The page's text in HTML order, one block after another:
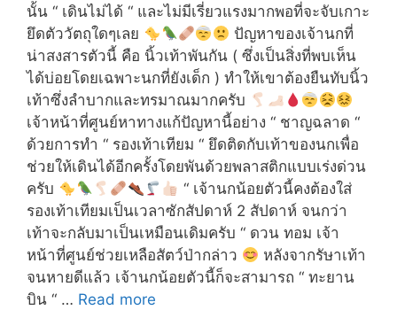
นั้น “ เดินไม่ได้ “ และไม่มีเรี่ยวแรงมากพอที่จะจับเกาะ
ยึดตัววัตถุใดๆเลย
ปัญหาของเจ้านกที่
น่าสงสารตัวนี้ คือ นิ้วเท้าพันกัน ( ซึ่งเป็นสิ่งที่พบเห็น
ได้บ่อยโดยเฉพาะนกที่ยังเด็ก ) ทำให้เขาต้องยืนทับนิ้ว
เท้าซึ่งลำบากและทรมาณมากครับ
เจ้าหน้าที่ศูนย์หาทางแก้ปัญหานี้อย่าง “ ชาญฉลาด “
ด้วยการทำ “ รองเท้าเทียม “ ยึดติดกับเท้าของนกเพื่อ
ช่วยให้เดินได้อีกครั้งโดยพันด้วยพลาสติกแบบเร่งด่วน
ครับ
“ เจ้านกน้อยตัวนี้คงต้องใส่
รองเท้าเทียมเป็นเวลาซักสัปดาห์ 2 สัปดาห์ จนกว่า
เท้าจะกลับมาเป็นเหมือนเดิมครับ “ ดวน ทอม เจ้า
หน้าที่ศูนย์ช่วยเหลือสัตว์ป่ากล่าว
หลังจากรัษาเท้า
จนหายดีแล้ว เจ้านกน้อยตัวนี้ก็จะสามารถ “ ทะยาน
บิน “ … Read more